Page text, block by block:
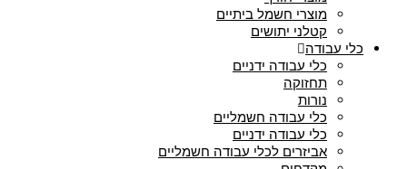
מוצרי חשמל ביתיים
קטלני יתושים
כלי עבודה
כלי עבודה ידניים
תחזוקה
נורות
כלי עבודה חשמליים
כלי עבודה ידניים
אביזרים לכלי עבודה חשמליים